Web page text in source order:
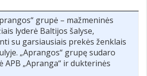
grupė – mažmeninės
lyderė Baltijos šalyse,
su garsiausiais prekės ženklais
„Aprangos“ grupę sudaro
APB „Apranga“ ir dukterinės